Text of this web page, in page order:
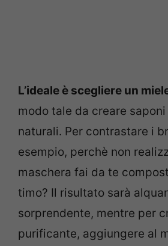
L’ideale è scegliere un
modo tale da creare
naturali. Per contrastare i
esempio, perchè non
maschera fai da te
timo? Il risultato sarà
sorprendente, mentre per
purificante, aggiungere al